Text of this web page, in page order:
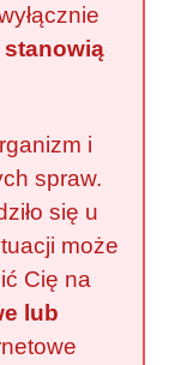
stanowią
i
spraw.
się u
może
Cię na
lub